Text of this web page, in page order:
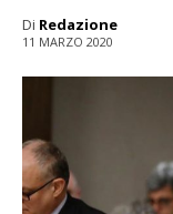
Di Redazione
11 MARZO 2020